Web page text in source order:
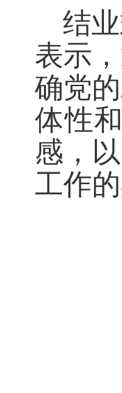
结
表示
确党
体性
感，
工作